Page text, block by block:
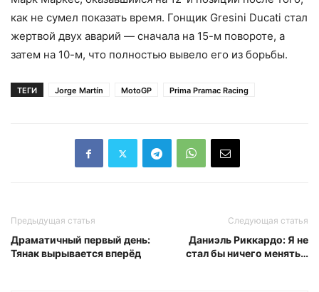
как не сумел показать время. Гонщик Gresini Ducati стал
жертвой двух аварий — сначала на 15-м повороте, а
затем на 10-м, что полностью вывело его из борьбы.
ТЕГИ Jorge Martín MotoGP Prima Pramac Racing
Предыдущая статья
Драматичный первый день:
Тянак вырывается вперёд
Следующая статья
Даниэль Риккардо: Я не
стал бы ничего менять…